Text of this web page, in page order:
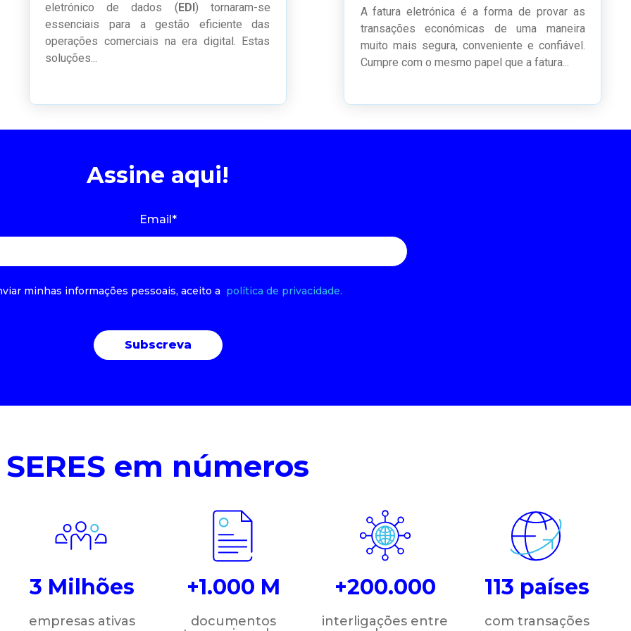
eletrónico de dados (EDI) tornaram-se
essenciais para a gestão eficiente das
operações comerciais na era digital. Estas
soluções...
A fatura eletrónica é a forma de provar as
transações económicas de uma maneira
muito mais segura, conveniente e confiável.
Cumpre com o mesmo papel que a fatura...
Assine aqui!
Email*
minhas informações pessoais, aceito a política de privacidade.
SERES em números
3 Milhões
empresas ativas
+1.000 M
documentos
+200.000
interligações entre
113 países
com transações